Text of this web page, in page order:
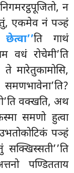
न
एकमेव नं पञ्हं
ति गाथं
वधं रोचेमी’ति
मारेतुकामोसि,
वक्खति, अथ
समणो हुत्वा
पञ्हं
पण्डितताय